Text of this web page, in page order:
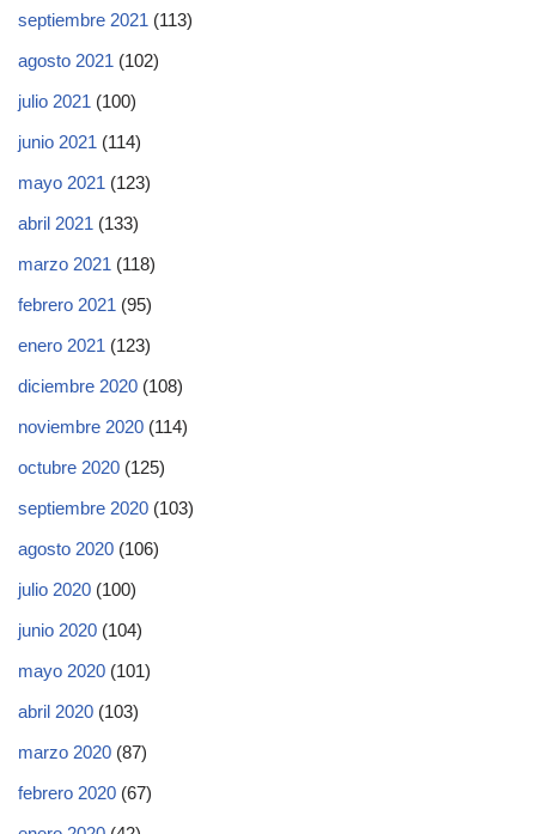
septiembre 2021 (113)
agosto 2021 (102)
julio 2021 (100)
junio 2021 (114)
mayo 2021 (123)
abril 2021 (133)
marzo 2021 (118)
febrero 2021 (95)
enero 2021 (123)
diciembre 2020 (108)
noviembre 2020 (114)
octubre 2020 (125)
septiembre 2020 (103)
agosto 2020 (106)
julio 2020 (100)
junio 2020 (104)
mayo 2020 (101)
abril 2020 (103)
marzo 2020 (87)
febrero 2020 (67)